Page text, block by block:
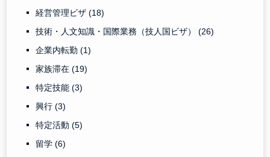
経営管理ビザ(18)
技術・人文知識・国際業務（技人国ビザ）(26)
企業内転勤(1)
家族滞在(19)
特定技能(3)
興行(3)
特定活動(5)
留学(6)